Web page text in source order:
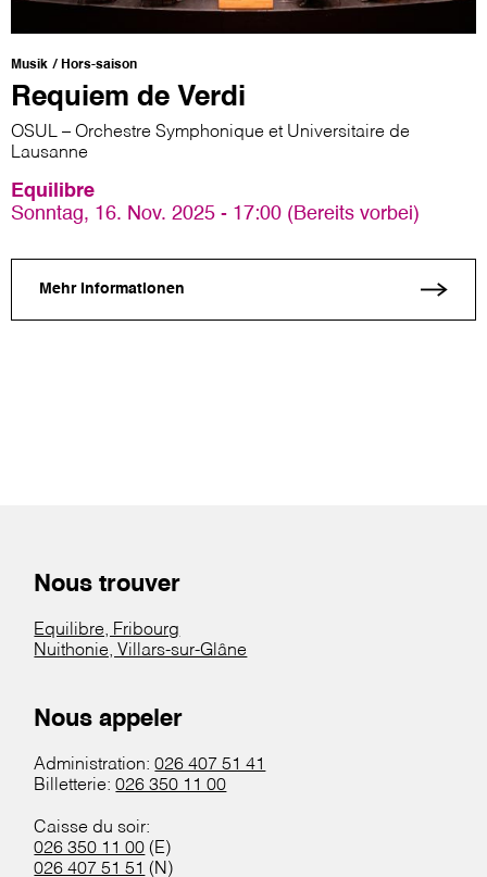
Musik Hors-saison
Requiem de Verdi
OSUL – Orchestre Symphonique et Universitaire de
Lausanne
Equilibre
Sonntag, 16. Nov. 2025 - 17:00 (Bereits vorbei)
Mehr Informationen
Nous trouver
Equilibre, Fribourg
Nuithonie, Villars-sur-Glâne
Nous appeler
Administration:026 407 51 41
Billetterie:026 350 11 00
Caisse du soir:
026 350 11 00 (E)
026 407 51 51 (N)